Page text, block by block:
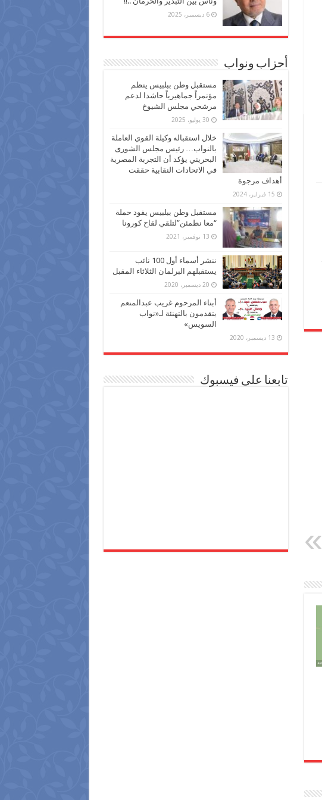
6 ديسمبر، 2025
أحزاب ونواب
مستقبل وطن ببلبيس ينظم
مؤتمراً جماهيرياً حاشدا لدعم
مرشحي مجلس الشيوخ
30 يوليو، 2025
خلال استقباله وكيلة القوي العاملة
بالنواب… رئيس مجلس الشورى
البحريني يؤكد أن التجربة المصرية
في الاتحادات النقابية حققت
أهداف مرجوة
15 فبراير، 2024
مستقبل وطن ببلبيس يقود حملة
“معا نطمئن”لتلقي لقاح كورونا
13 نوفمبر، 2021
ننشر أسماء أول 100 نائب
يستقبلهم البرلمان الثلاثاء المقبل
20 ديسمبر، 2020
أبناء المرحوم غريب عبدالمنعم
يتقدمون بالتهنئة لـ«نواب
السويس»
13 ديسمبر، 2020
تابعنا على فيسبوك